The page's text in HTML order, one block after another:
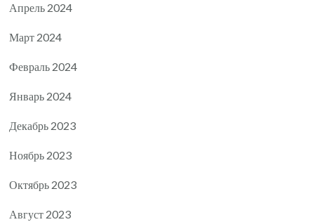
Апрель 2024
Март 2024
Февраль 2024
Январь 2024
Декабрь 2023
Ноябрь 2023
Октябрь 2023
Август 2023